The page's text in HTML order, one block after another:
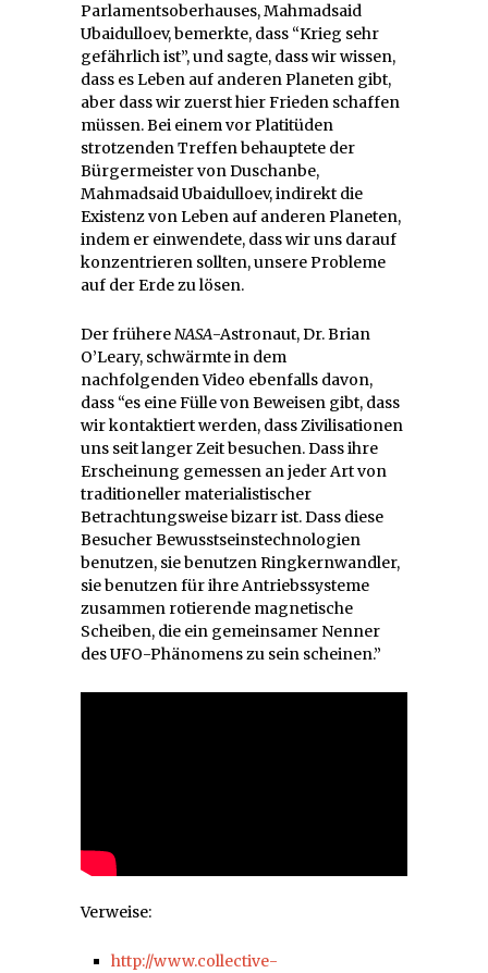
Parlamentsoberhauses, Mahmadsaid
Ubaidulloev, bemerkte, dass “Krieg sehr
gefährlich ist”, und sagte, dass wir wissen,
dass es Leben auf anderen Planeten gibt,
aber dass wir zuerst hier Frieden schaffen
müssen. Bei einem vor Platitüden
strotzenden Treffen behauptete der
Bürgermeister von Duschanbe,
Mahmadsaid Ubaidulloev, indirekt die
Existenz von Leben auf anderen Planeten,
indem er einwendete, dass wir uns darauf
konzentrieren sollten, unsere Probleme
auf der Erde zu lösen.
Der frühereNASA-Astronaut, Dr. Brian
O’Leary, schwärmte in dem
nachfolgenden Video ebenfalls davon,
dass “es eine Fülle von Beweisen gibt, dass
wir kontaktiert werden, dass Zivilisationen
uns seit langer Zeit besuchen. Dass ihre
Erscheinung gemessen an jeder Art von
traditioneller materialistischer
Betrachtungsweise bizarr ist. Dass diese
Besucher Bewusstseinstechnologien
benutzen, sie benutzen Ringkernwandler,
sie benutzen für ihre Antriebssysteme
zusammen rotierende magnetische
Scheiben, die ein gemeinsamer Nenner
des UFO-Phänomens zu sein scheinen.”
Verweise:
http://www.collective-